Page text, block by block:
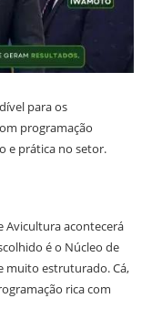
para os
programação
e prática no setor.
Avicultura acontecerá
é o Núcleo de
muito estruturado. Cá,
rica com